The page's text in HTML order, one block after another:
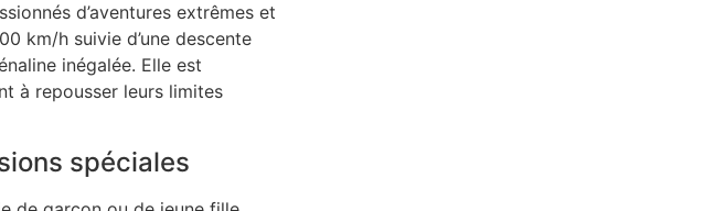
d’aventures extrêmes et
km/h suivie d’une descente
inégalée. Elle est
à repousser leurs limites
spéciales